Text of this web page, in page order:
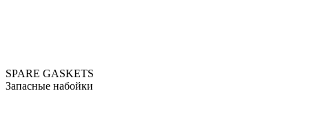
SPARE GASKETS
Запасные набойки